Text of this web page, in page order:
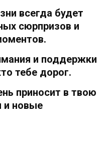
всегда будет
сюрпризов и
и поддержки
тебе дорог.
приносит в твою
и новые